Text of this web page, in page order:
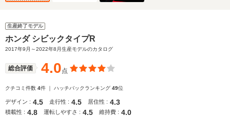
生産終了モデル
ホンダ シビックタイプR
2017年9月～2022年8月生産モデルのカタログ
総合評価 4.0点
クチコミ件数 4件 ｜ ハッチバックランキング 49位
デザイン : 4.5 走行性 : 4.5 居住性 : 4.3
積載性 : 4.8 運転しやすさ : 4.5 維持費 : 4.0